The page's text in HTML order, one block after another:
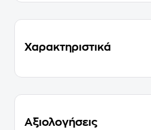
Χαρακτηριστικά
Αξιολογήσεις